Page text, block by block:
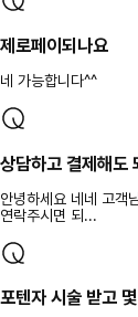
제로페이되나요
네 가능합니다^^
상담하고 결제해도
안녕하세요 네네 고객
연락주시면 되...
포텐자 시술 받고